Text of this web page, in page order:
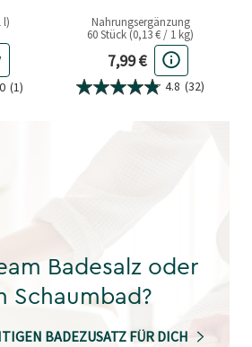
l)
(1)
Nahrungsergänzung
60 Stück (0,13 € / 1 kg)
Aktueller Preis
7,99 €
4.8 (32)
Badesalz oder
Schaumbad?
BADEZUSATZ FÜR DICH